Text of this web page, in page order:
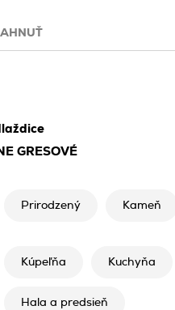
GRESOVÉ
Prirodzený Kameň
Kúpeľňa Kuchyňa
Hala a predsieň